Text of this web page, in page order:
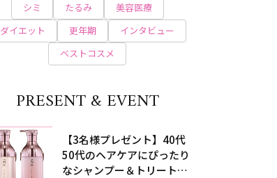
シミ
たるみ
美容医療
ダイエット
更年期
インタビュー
ベストコスメ
PRESENT & EVENT
【3名様プレゼント】40代
50代のヘアケアにぴったり
なシャンプー＆トリートメ